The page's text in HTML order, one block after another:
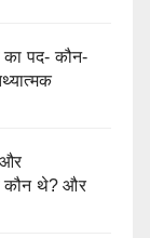
का पद- कौन-
और
कौन थे? और